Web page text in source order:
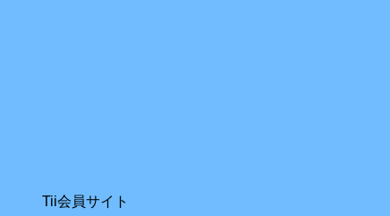
Tii会員サイト